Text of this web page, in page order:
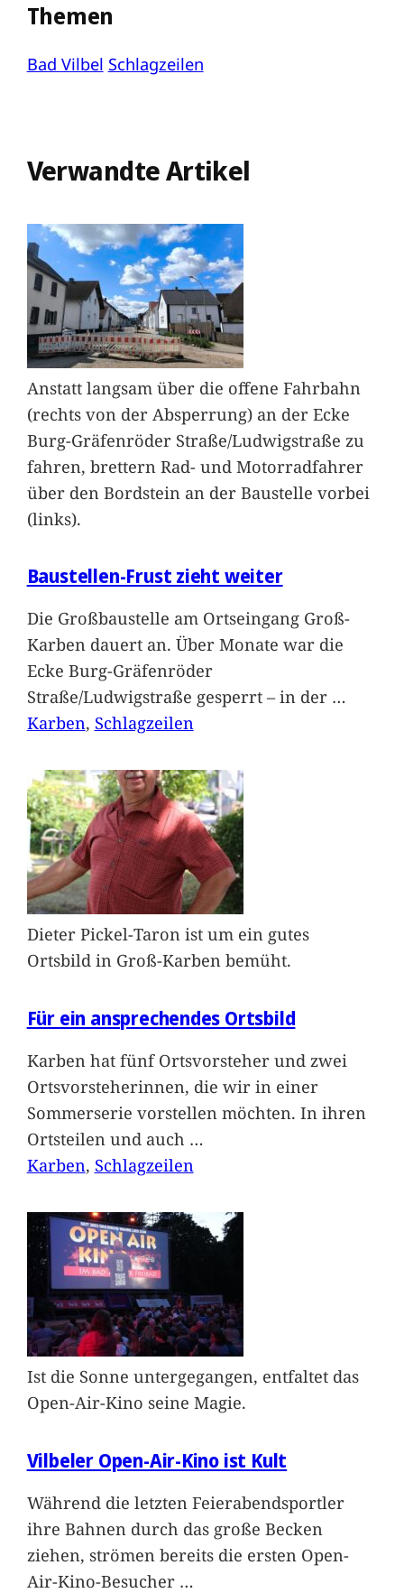
Themen
Bad Vilbel Schlagzeilen
Verwandte Artikel
Anstatt langsam über die offene Fahrbahn
(rechts von der Absperrung) an der Ecke
Burg-Gräfenröder Straße/Ludwigstraße zu
fahren, brettern Rad- und Motorradfahrer
über den Bordstein an der Baustelle vorbei
(links).
Baustellen-Frust zieht weiter
Die Großbaustelle am Ortseingang Groß-
Karben dauert an. Über Monate war die
Ecke Burg-Gräfenröder
Straße/Ludwigstraße gesperrt – in der …
Karben, Schlagzeilen
Dieter Pickel-Taron ist um ein gutes
Ortsbild in Groß-Karben bemüht.
Für ein ansprechendes Ortsbild
Karben hat fünf Ortsvorsteher und zwei
Ortsvorsteherinnen, die wir in einer
Sommerserie vorstellen möchten. In ihren
Ortsteilen und auch …
Karben, Schlagzeilen
Ist die Sonne untergegangen, entfaltet das
Open-Air-Kino seine Magie.
Vilbeler Open-Air-Kino ist Kult
Während die letzten Feierabendsportler
ihre Bahnen durch das große Becken
ziehen, strömen bereits die ersten Open-
Air-Kino-Besucher …